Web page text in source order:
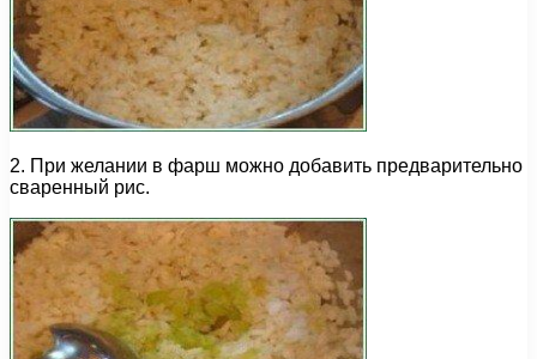
2. При желании в фарш можно добавить предварительно
сваренный рис.